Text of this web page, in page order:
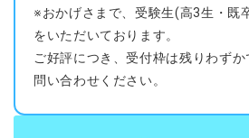
※おかげさまで、受験生(高3生・既
をいただいております。
ご好評につき、受付枠は残りわず
問い合わせください。